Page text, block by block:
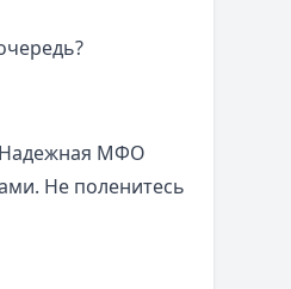
Надежная МФО
Не поленитесь